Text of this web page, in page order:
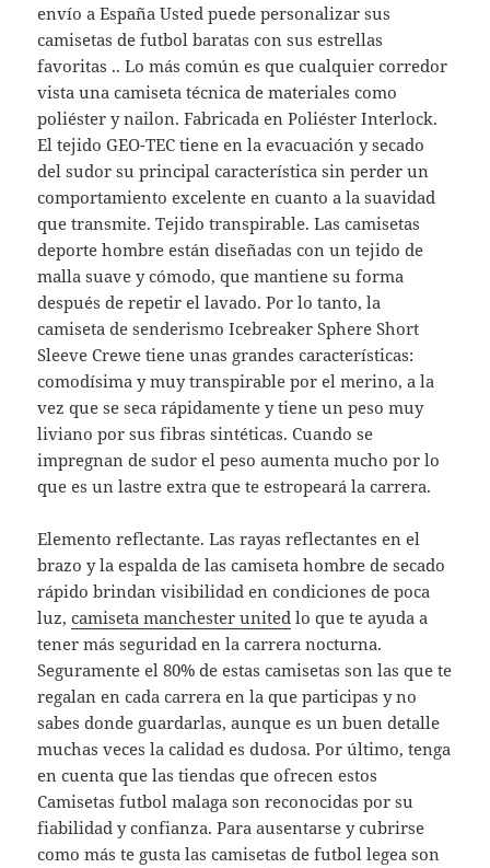
envío a España Usted puede personalizar sus
camisetas de futbol baratas con sus estrellas
favoritas .. Lo más común es que cualquier corredor
vista una camiseta técnica de materiales como
poliéster y nailon. Fabricada en Poliéster Interlock.
El tejido GEO-TEC tiene en la evacuación y secado
del sudor su principal característica sin perder un
comportamiento excelente en cuanto a la suavidad
que transmite. Tejido transpirable. Las camisetas
deporte hombre están diseñadas con un tejido de
malla suave y cómodo, que mantiene su forma
después de repetir el lavado. Por lo tanto, la
camiseta de senderismo Icebreaker Sphere Short
Sleeve Crewe tiene unas grandes características:
comodísima y muy transpirable por el merino, a la
vez que se seca rápidamente y tiene un peso muy
liviano por sus fibras sintéticas. Cuando se
impregnan de sudor el peso aumenta mucho por lo
que es un lastre extra que te estropeará la carrera.
Elemento reflectante. Las rayas reflectantes en el
brazo y la espalda de las camiseta hombre de secado
rápido brindan visibilidad en condiciones de poca
luz,camiseta manchester united lo que te ayuda a
tener más seguridad en la carrera nocturna.
Seguramente el 80% de estas camisetas son las que te
regalan en cada carrera en la que participas y no
sabes donde guardarlas, aunque es un buen detalle
muchas veces la calidad es dudosa. Por último, tenga
en cuenta que las tiendas que ofrecen estos
Camisetas futbol malaga son reconocidas por su
fiabilidad y confianza. Para ausentarse y cubrirse
como más te gusta las camisetas de futbol legea son